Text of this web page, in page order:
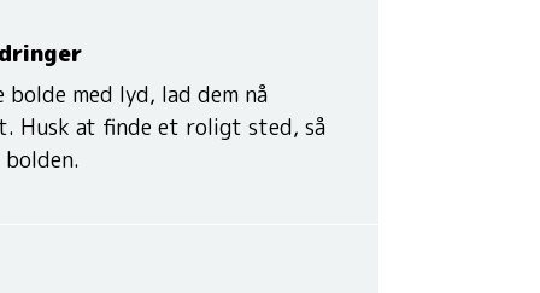
bolde med lyd, lad dem nå
Husk at finde et roligt sted, så